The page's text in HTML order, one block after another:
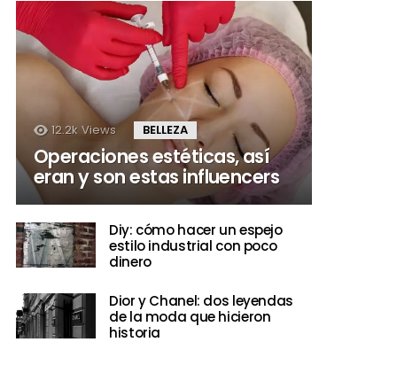
12.2k Views BELLEZA
Operaciones estéticas, así
eran y son estas influencers
Diy: cómo hacer un espejo
estilo industrial con poco
dinero
Dior y Chanel: dos leyendas
de la moda que hicieron
historia